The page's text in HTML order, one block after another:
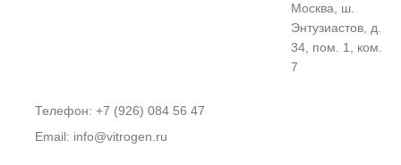
Москва, ш.
Энтузиастов, д.
34, пом. 1, ком.
7
Телефон: +7 (926) 084 56 47
Email: info@vitrogen.ru